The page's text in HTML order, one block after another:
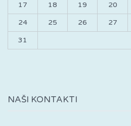
17 18 19 20
24 25 26 27
31
NAŠI KONTAKTI